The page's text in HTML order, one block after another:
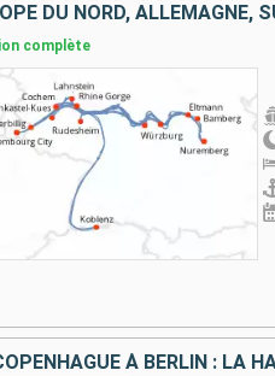
DU NORD, ALLEMAGNE,
complète